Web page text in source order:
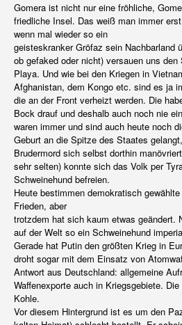
Gomera ist nicht nur eine fröhliche,
friedliche Insel. Das weiß man immer
wenn mal wieder so ein
geisteskranker Gröfaz sein Nachbarland
ob gefaked oder nicht) versauen uns den
Playa. Und wie bei den Kriegen in
Afghanistan, dem Kongo etc. sind es ja
die an der Front verheizt werden. Die
Bock drauf und deshalb auch noch nie
waren immer und sind auch heute noch
Geburt an die Spitze des Staates
Brudermord sich selbst dorthin
sehr selten) konnte sich das Volk per
Schweinehund befreien.
Heute bestimmen demokratisch
Frieden, aber
trotzdem hat sich kaum etwas geändert.
auf der Welt so ein Schweinehund
Gerade hat Putin den größten Krieg in
droht sogar mit dem Einsatz von
Antwort aus Deutschland: allgemeine
Waffenexporte auch in Kriegsgebiete.
Kohle.
Vor diesem Hintergrund ist es um den